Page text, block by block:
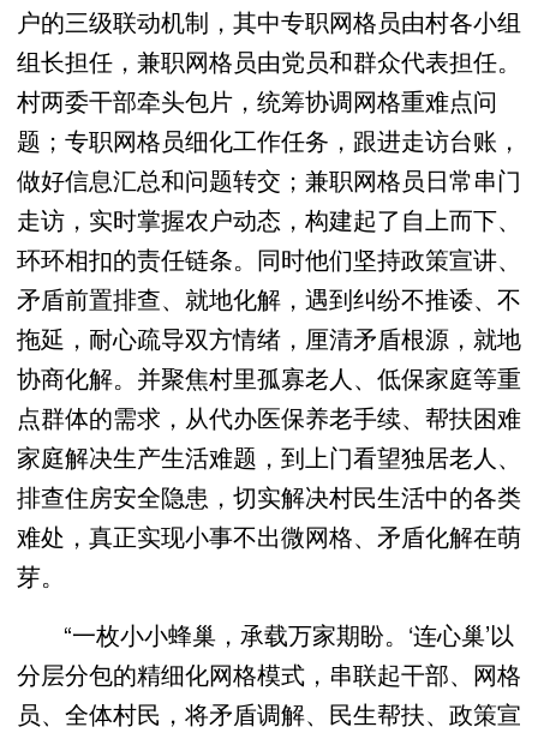
户的三级联动机制，其中专职网格员由村各小组
组长担任，兼职网格员由党员和群众代表担任。
村两委干部牵头包片，统筹协调网格重难点问
题；专职网格员细化工作任务，跟进走访台账，
做好信息汇总和问题转交；兼职网格员日常串门
走访，实时掌握农户动态，构建起了自上而下、
环环相扣的责任链条。同时他们坚持政策宣讲、
矛盾前置排查、就地化解，遇到纠纷不推诿、不
拖延，耐心疏导双方情绪，厘清矛盾根源，就地
协商化解。并聚焦村里孤寡老人、低保家庭等重
点群体的需求，从代办医保养老手续、帮扶困难
家庭解决生产生活难题，到上门看望独居老人、
排查住房安全隐患，切实解决村民生活中的各类
难处，真正实现小事不出微网格、矛盾化解在萌
芽。
“一枚小小蜂巢，承载万家期盼。‘连心巢’以
分层分包的精细化网格模式，串联起干部、网格
员、全体村民，将矛盾调解、民生帮扶、政策宣